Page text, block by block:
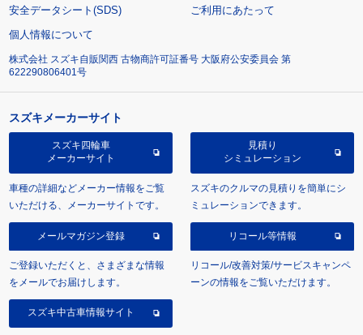
安全データシート(SDS)
ご利用にあたって
個人情報について
株式会社 スズキ自販関西 古物商許可証番号 大阪府公安委員会 第
622290806401号
スズキメーカーサイト
スズキ四輪車
メーカーサイト
車種の詳細などメーカー情報をご覧
いただける、メーカーサイトです。
見積り
シミュレーション
スズキのクルマの見積りを簡単にシ
ミュレーションできます。
メールマガジン登録
ご登録いただくと、さまざまな情報
をメールでお届けします。
リコール等情報
リコール/改善対策/サービスキャンペ
ーンの情報をご覧いただけます。
スズキ中古車情報サイト